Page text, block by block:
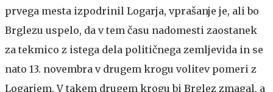
prvega mesta izpodrinil Logarja, vprašanje je, ali bo
Brglezu uspelo, da v tem času nadomesti zaostanek
za tekmico z istega dela političnega zemljevida in se
nato 13. novembra v drugem krogu volitev pomeri z
Logarjem. V takem drugem krogu bi Brglez zmagal, a